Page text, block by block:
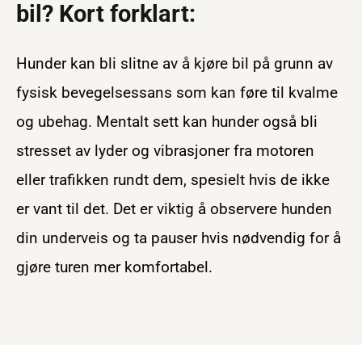
bil? Kort forklart:
Hunder kan bli slitne av å kjøre bil på grunn av
fysisk bevegelsessans som kan føre til kvalme
og ubehag. Mentalt sett kan hunder også bli
stresset av lyder og vibrasjoner fra motoren
eller trafikken rundt dem, spesielt hvis de ikke
er vant til det. Det er viktig å observere hunden
din underveis og ta pauser hvis nødvendig for å
gjøre turen mer komfortabel.